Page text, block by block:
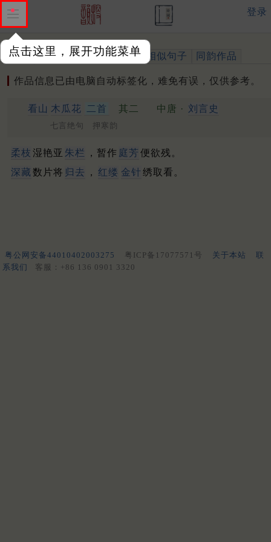
点击这里，展开功能菜单
登录
作品 标注四声 出处、引用 相似句子 同韵作品
作品信息已由电脑自动标签化，难免有误，仅供参考。
看山 木瓜花 二首 其二 中唐 · 刘言史
七言绝句 押寒韵
柔枝 湿艳亚 朱栏 ，暂作 庭芳 便欲残。
深藏 数片将 归去 ， 红缕 金针绣取看。
粤公网安备44010402003275 粤ICP备17077571号 关于本站
联
系我们
客服：+86 136 0901 3320